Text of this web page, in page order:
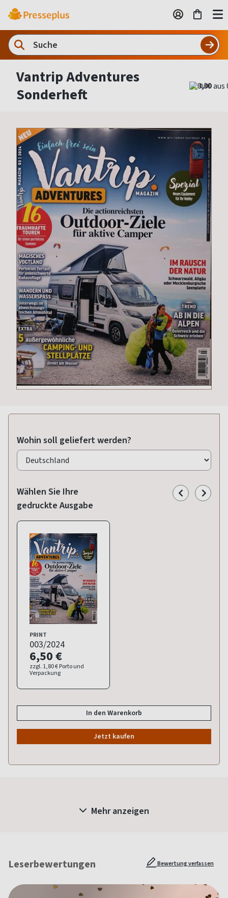
Vantrip Adventures
Sonderheft
0,00
Wohin soll geliefert werden?
Wählen Sie Ihre
gedruckte Ausgabe
PRINT
003/2024
6,50 €
zzgl. 1,80 € Porto und
Verpackung
In den Warenkorb
Jetzt kaufen
Mehr anzeigen
Leserbewertungen Bewertung verfassen